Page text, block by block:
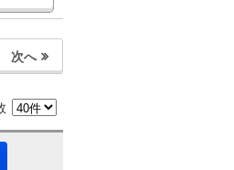
次へ